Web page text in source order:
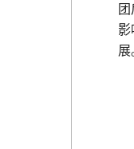
展